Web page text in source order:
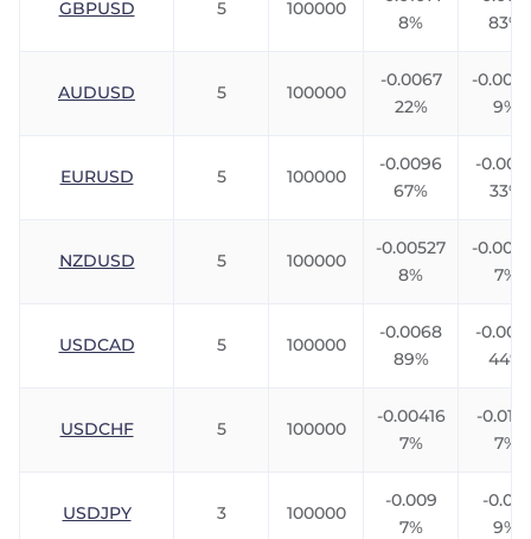
5 100000
8%
83%
5 100000
-0.0067
22%
-
9%
5 100000
-0.0096
67%
-
33%
5 100000
-0.00527
8%
-
7%
5 100000
-0.0068
89%
-
44%
5 100000
-0.00416
7%
-
7%
3 100000
-0.009
7%
-0.013
9%
GBPUSD
AUDUSD
EURUSD
NZDUSD
USDCAD
USDCHF
USDJPY